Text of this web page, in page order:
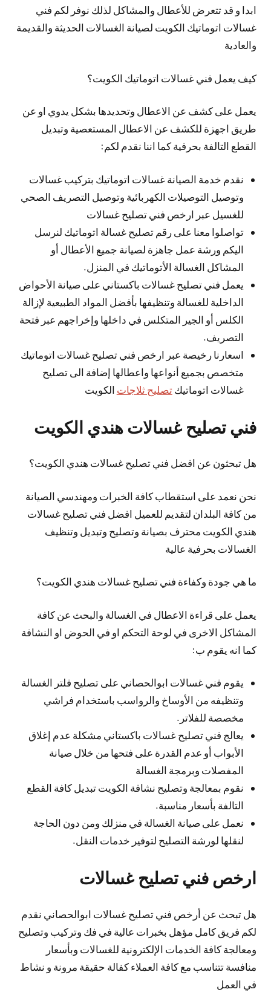
ابدا و قد تتعرض للأعطال والمشاكل لذلك نوفر لكم فني
غسالات اتوماتيك الكويت لصيانة الغسالات الحديثة والقديمة
والعادية
كيف يعمل فني غسالات اتوماتيك الكويت؟
يعمل على كشف عن الاعطال وتحديدها بشكل يدوي او عن
طريق اجهزة للكشف عن الاعطال المستعصية وتبديل
القطع التالفة بحرفية كما اننا نقدم لكم:
نقدم خدمة الصيانة غسالات اتوماتيك بتركيب غسالات
وتوصيل التوصيلات الكهربائية وتوصيل التصريف الصحي
للغسيل عبر ارخص فني تصليح غسالات
تواصلوا معنا على رقم تصليح غسالة اتوماتيك لنرسل
اليكم ورشة عمل جاهزة لصيانة جميع الأعطال أو
المشاكل الغسالة الأتوماتيك في المنزل.
يعمل فني تصليح غسالات باكستاني على صيانة الأحواض
الداخلية للغسالة وتنظيفها بأفضل المواد الطبيعية لإزالة
الكلس أو الجير المتكلس في داخلها وإخراجهم عبر فتحة
التصريف.
اسعارنا رخيصة عبر ارخص فني تصليح غسالات اتوماتيك
متخصص بجميع أنواعها واعطالها إضافة الى تصليح
غسالات اتوماتيكتصليح ثلاجات الكويت
فني تصليح غسالات هندي الكويت
هل تبحثون عن افضل فني تصليح غسالات هندي الكويت؟
نحن نعمد على استقطاب كافة الخبرات ومهندسي الصيانة
من كافة البلدان لتقديم للعميل افضل فني تصليح غسالات
هندي الكويت محترف بصيانة وتصليح وتبديل وتنظيف
الغسالات بحرفية عالية
ما هي جودة وكفاءة فني تصليح غسالات هندي الكويت؟
يعمل على قراءة الاعطال في الغسالة والبحث عن كافة
المشاكل الاخرى في لوحة التحكم او في الحوض او النشافة
كما انه يقوم ب:
يقوم فني غسالات ابوالحصاني على تصليح فلتر الغسالة
وتنظيفه من الأوساخ والرواسب باستخدام فراشي
مخصصة للفلاتر.
يعالج فني تصليح غسالات باكستاني مشكلة عدم إغلاق
الأبواب أو عدم القدرة على فتحها من خلال صيانة
المفصلات وبرمجة الغسالة
نقوم بمعالجة وتصليح نشافة الكويت تبديل كافة القطع
التالفة بأسعار مناسبة.
نعمل على صيانة الغسالة في منزلك ومن دون الحاجة
لنقلها لورشة التصليح لتوفير خدمات النقل.
ارخص فني تصليح غسالات
هل تبحث عن أرخص فني تصليح غسالات ابوالحصاني نقدم
لكم فريق كامل مؤهل بخبرات عالية في فك وتركيب وتصليح
ومعالجة كافة الخدمات الإلكترونية للغسالات وبأسعار
منافسة تتناسب مع كافة العملاء كفالة حقيقة مرونة و نشاط
في العمل